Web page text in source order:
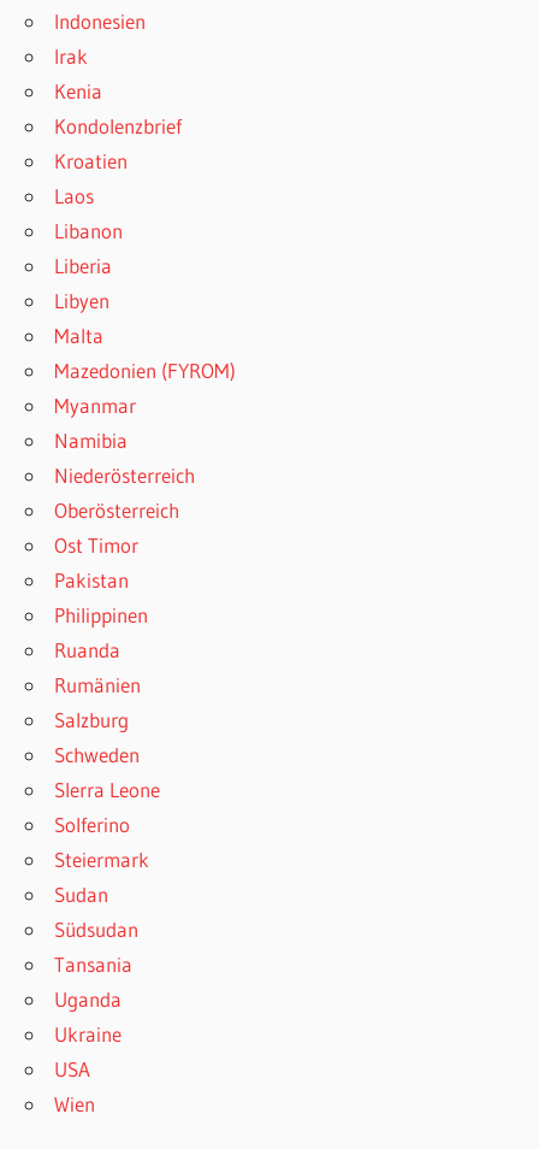
Indonesien
Irak
Kenia
Kondolenzbrief
Kroatien
Laos
Libanon
Liberia
Libyen
Malta
Mazedonien (FYROM)
Myanmar
Namibia
Niederösterreich
Oberösterreich
Ost Timor
Pakistan
Philippinen
Ruanda
Rumänien
Salzburg
Schweden
SIerra Leone
Solferino
Steiermark
Sudan
Südsudan
Tansania
Uganda
Ukraine
USA
Wien